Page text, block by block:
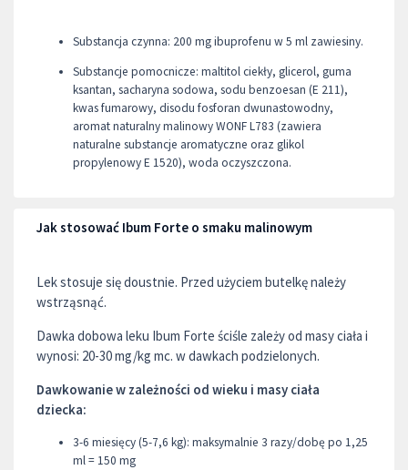
Substancja czynna: 200 mg ibuprofenu w 5 ml zawiesiny.
Substancje pomocnicze: maltitol ciekły, glicerol, guma
ksantan, sacharyna sodowa, sodu benzoesan (E 211),
kwas fumarowy, disodu fosforan dwunastowodny,
aromat naturalny malinowy WONF L783 (zawiera
naturalne substancje aromatyczne oraz glikol
propylenowy E 1520), woda oczyszczona.
Jak stosować Ibum Forte o smaku malinowym
Lek stosuje się doustnie. Przed użyciem butelkę należy
wstrząsnąć.
Dawka dobowa leku Ibum Forte ściśle zależy od masy ciała i
wynosi: 20-30 mg/kg mc. w dawkach podzielonych.
Dawkowanie w zależności od wieku i masy ciała
dziecka:
3-6 miesięcy (5-7,6 kg): maksymalnie 3 razy/dobę po 1,25
ml = 150 mg